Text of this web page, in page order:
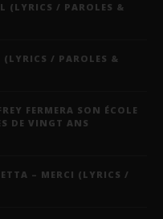
(LYRICS / PAROLES &
/ PAROLES &
FERMERA SON ÉCOLE
DE VINGT ANS
– MERCI (LYRICS /